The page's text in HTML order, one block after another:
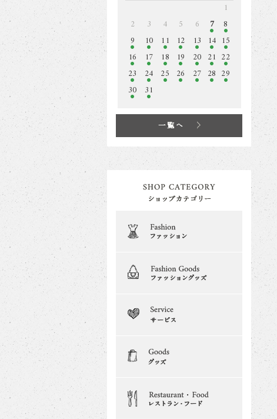
1
2
3 4 5 6 7
8
9
10 11 12 13 14 15
16
17 18 19 20 21 22
23
24 25 26 27 28 29
30 31